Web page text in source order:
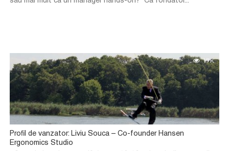
1.7K
Profil de vanzator: Liviu Souca – Co-founder Hansen
Ergonomics Studio